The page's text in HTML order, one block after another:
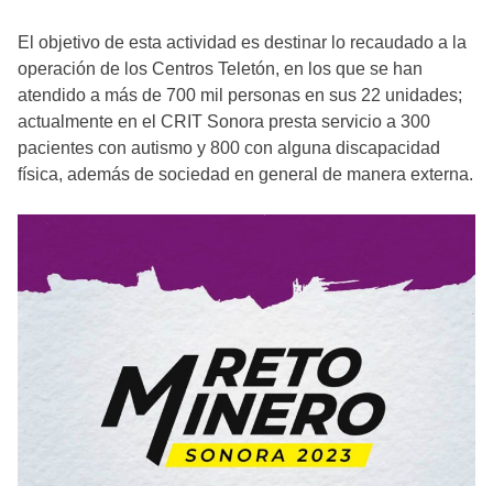
El objetivo de esta actividad es destinar lo recaudado a la
operación de los Centros Teletón, en los que se han
atendido a más de 700 mil personas en sus 22 unidades;
actualmente en el CRIT Sonora presta servicio a 300
pacientes con autismo y 800 con alguna discapacidad
física, además de sociedad en general de manera externa.